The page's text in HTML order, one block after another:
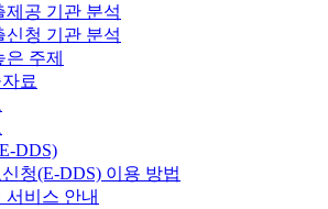
제공 기관 분석
신청 기관 분석
주제
료
DDS)
청(E-DDS) 이용 방법
서비스 안내